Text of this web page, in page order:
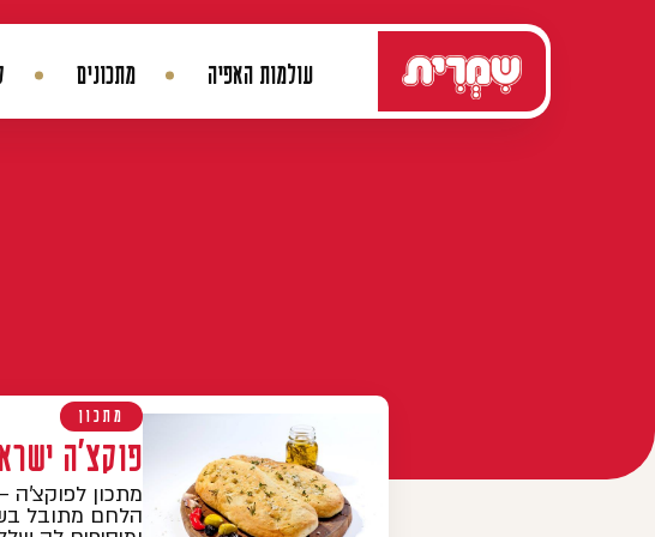
ניווט ראשי עולמות האפיה מתכונים
מתכון
פוקצ'ה
מתכון לפוקצ'ה
הלחם מתובל